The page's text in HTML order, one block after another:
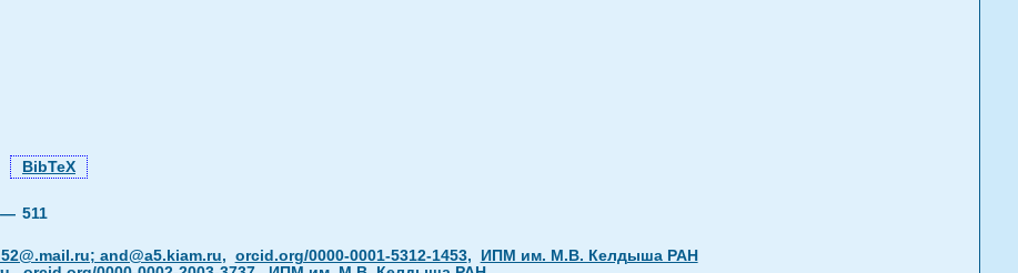
BibTeX
— 511
and@a5.kiam.ru, orcid.org/0000-0001-5312-1453,
ИПМ им. М.В. Келдыша РАН